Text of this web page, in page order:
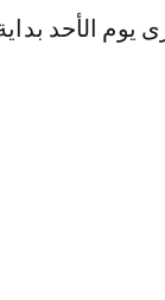
يوم الأحد